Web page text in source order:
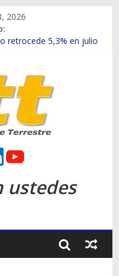
2026
en lanzar la nueva
Chevrolet en el Biobío
en Rancagua y
estrenada Bolden en
ustedes